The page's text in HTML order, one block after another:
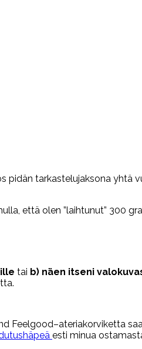
pidän tarkastelujaksona yhtä
että olen ”laihtunut” 300
tai b) näen itseni
Feelgood–ateriakorviketta
esti minua